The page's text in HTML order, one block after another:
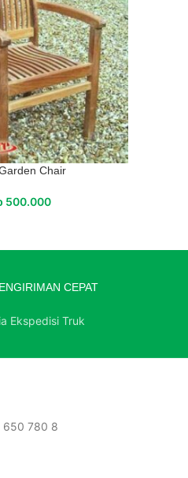
Chair
500.000
CEPAT
Ekspedisi Truk
650 780 8